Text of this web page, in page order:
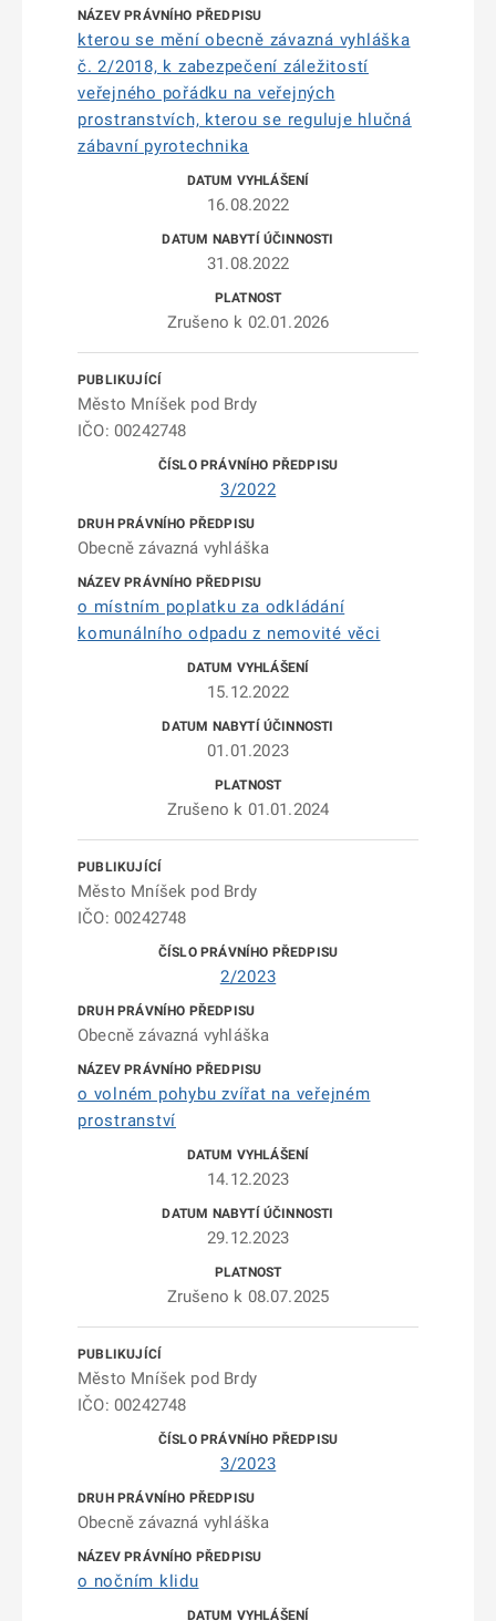
kterou se mění obecně závazná vyhláška
č. 2/2018, k zabezpečení záležitostí
veřejného pořádku na veřejných
prostranstvích, kterou se reguluje hlučná
zábavní pyrotechnika
16.08.2022
31.08.2022
Zrušeno k 02.01.2026
Město Mníšek pod Brdy
IČO: 00242748
3/2022
Obecně závazná vyhláška
o místním poplatku za odkládání
komunálního odpadu z nemovité věci
15.12.2022
01.01.2023
Zrušeno k 01.01.2024
Město Mníšek pod Brdy
IČO: 00242748
2/2023
Obecně závazná vyhláška
o volném pohybu zvířat na veřejném
prostranství
14.12.2023
29.12.2023
Zrušeno k 08.07.2025
Město Mníšek pod Brdy
IČO: 00242748
3/2023
Obecně závazná vyhláška
o nočním klidu